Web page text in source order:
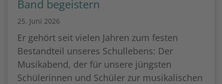
Band begeistern
25. Juni 2026
Er gehört seit vielen Jahren zum festen
Bestandteil unseres Schullebens: Der
Musikabend, der für unsere jüngsten
Schülerinnen und Schüler zur musikalischen